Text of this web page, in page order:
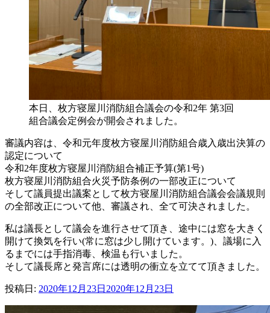
本日、枚方寝屋川消防組合議会の令和2年 第3回
組合議会定例会が開会されました。
審議内容は、令和元年度枚方寝屋川消防組合歳入歳出決算の
認定について
令和2年度枚方寝屋川消防組合補正予算(第1号)
枚方寝屋川消防組合火災予防条例の一部改正について
そして議員提出議案として枚方寝屋川消防組合議会会議規則
の全部改正について他、審議され、全て可決されました。
私は議長として議会を進行させて頂き、途中には窓を大きく
開けて換気を行い(常に窓は少し開けています。)、議場に入
るまでには手指消毒、検温も行いました。
そして議長席と発言席には透明の衝立を立てて頂きました。
投稿日: 2020年12月23日 2020年12月23日